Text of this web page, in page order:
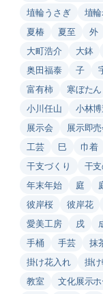
埴輪うさぎ
埴
夏椿
夏至 外
大町浩介
大鉢
奥田福泰
子
富有柿
寒ぼたん
小川任山
小林
展示会
展示即
工芸
巳 巾着
干支づくり
干
年末年始
庭
彼岸桜
彼岸花
愛美工房
戌
手桶
手芸 抹
掛け花入れ
掛
教室
文化展示